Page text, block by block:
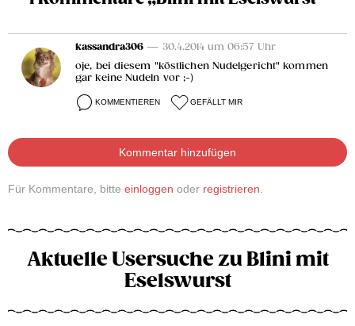
kassandra306 — 30.4.2014 um 06:57 Uhr
oje, bei diesem "köstlichen Nudelgericht" kommen
gar keine Nudeln vor ;-)
KOMMENTIEREN GEFÄLLT MIR
Kommentar hinzufügen
Für Kommentare, bitte einloggen oder registrieren.
Aktuelle Usersuche zu Blini mit
Eselswurst